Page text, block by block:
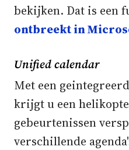
bekijken. Dat is een
ontbreekt in
Unified calendar
Met een
krijgt u een
gebeurtenissen
verschillende